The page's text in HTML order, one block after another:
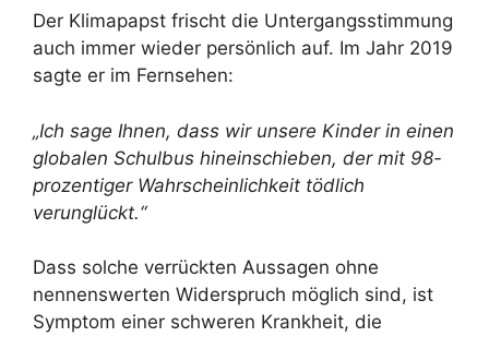
Der Klimapapst frischt die Untergangsstimmung
auch immer wieder persönlich auf. Im Jahr 2019
sagte er im Fernsehen:
„Ich sage Ihnen, dass wir unsere Kinder in einen
globalen Schulbus hineinschieben, der mit 98-
prozentiger Wahrscheinlichkeit tödlich
verunglückt.“
Dass solche verrückten Aussagen ohne
nennenswerten Widerspruch möglich sind, ist
Symptom einer schweren Krankheit, die